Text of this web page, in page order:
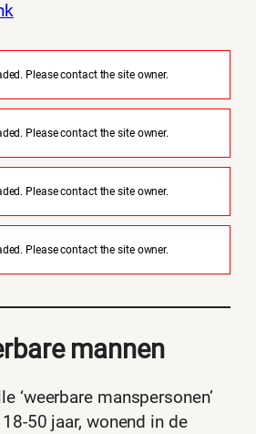
Please contact the site owner.
Please contact the site owner.
Please contact the site owner.
Please contact the site owner.
mannen
‘weerbare manspersonen’
50 jaar, wonend in de